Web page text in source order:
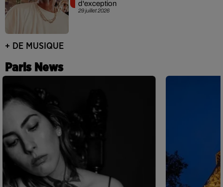
29 juillet 2026
d'exception
+ DE MUSIQUE
Paris News